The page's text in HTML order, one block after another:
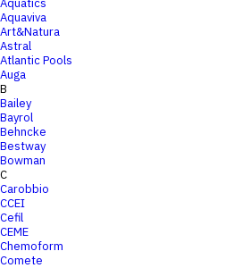
Aquatics
Aquaviva
Art&Natura
Astral
Atlantic Pools
Auga
B
Bailey
Bayrol
Behncke
Bestway
Bowman
C
Carobbio
CCEI
Cefil
CEME
Chemoform
Comete